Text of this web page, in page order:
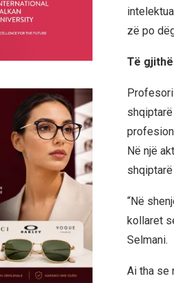
zë po
Të
Në një
“Në
kollaret
Selmani.
Ai tha se